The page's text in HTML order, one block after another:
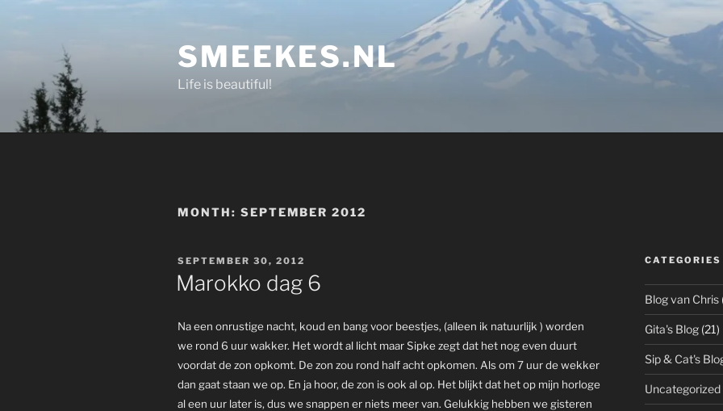
SMEEKES.NL
Life is beautiful!
MONTH: SEPTEMBER 2012
POSTED
ON
SEPTEMBER 30, 2012
Marokko dag 6
Na een onrustige nacht, koud en bang voor beestjes, (alleen ik natuurlijk ) worden
we rond 6 uur wakker. Het wordt al licht maar Sipke zegt dat het nog even duurt
voordat de zon opkomt. De zon zou rond half acht opkomen. Als om 7 uur de wekker
dan gaat staan we op. En ja hoor, de zon is ook al op. Het blijkt dat het op mijn horloge
al een uur later is, dus we snappen er niets meer van. Gelukkig hebben we gisteren
CATEGORIES
Blog van Chris
Gita's Blog(21)
Sip & Cat's
Uncategorized